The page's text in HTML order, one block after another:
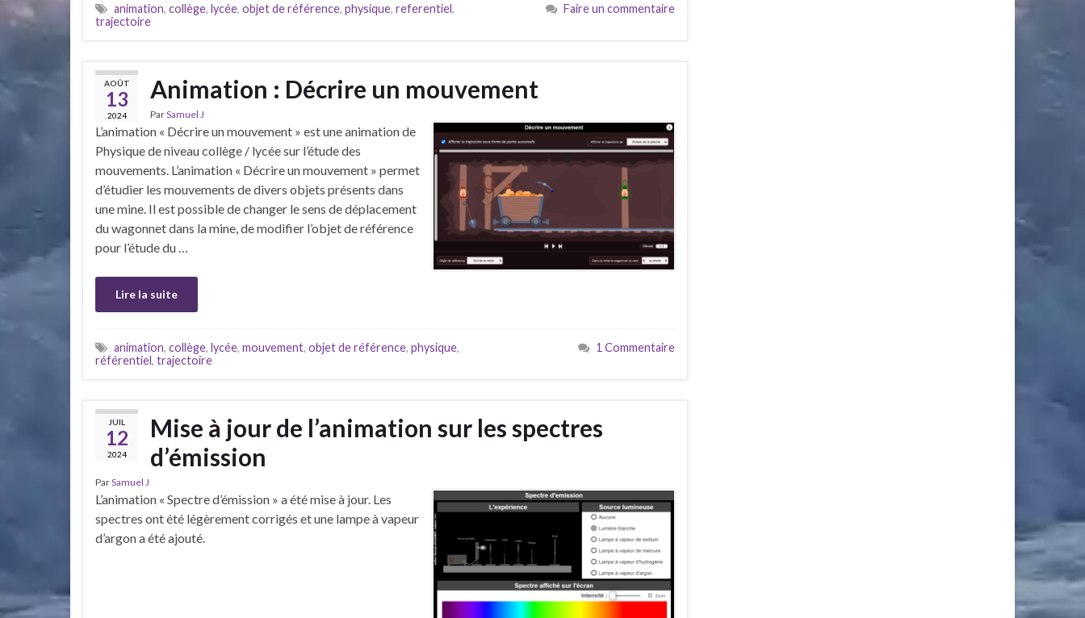
animation, collège, lycée, objet de référence, physique, referentiel,
trajectoire
Faire un commentaire
AOÛT
13
2024
Animation : Décrire un mouvement
ParSamuel J
L’animation « Décrire un mouvement » est une animation de
Physique de niveau collège / lycée sur l’étude des
mouvements. L’animation « Décrire un mouvement » permet
d’étudier les mouvements de divers objets présents dans
une mine. Il est possible de changer le sens de déplacement
du wagonnet dans la mine, de modifier l’objet de référence
pour l’étude du …
Lire la suite
animation, collège, lycée, mouvement, objet de référence, physique,
référentiel, trajectoire
1 Commentaire
JUIL
12
2024
Mise à jour de l’animation sur les spectres
d’émission
ParSamuel J
L’animation « Spectre d’émission » a été mise à jour. Les
spectres ont été légèrement corrigés et une lampe à vapeur
d’argon a été ajouté.